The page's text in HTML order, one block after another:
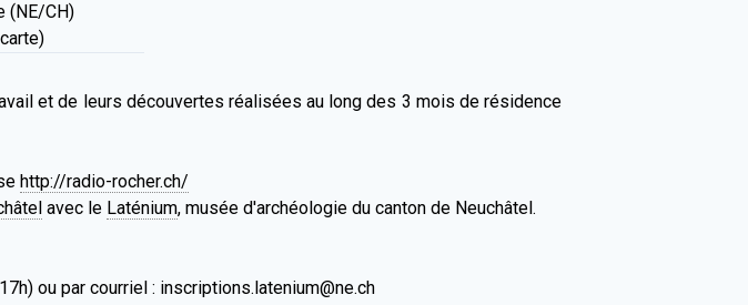
(NE/CH)
et de leurs découvertes réalisées au long des 3 mois de résidence
http://radio-rocher.ch/
avec le Laténium, musée d'archéologie du canton de Neuchâtel.
ou par courriel : inscriptions.latenium@ne.ch